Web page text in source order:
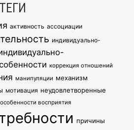
активность ассоциации
индивидуально-
коррекция отношений
манипуляции механизм
мотивация неудовлетворенные
особенности восприятия
причины